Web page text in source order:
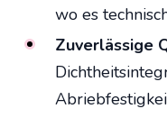
wo es
Zuverlässige